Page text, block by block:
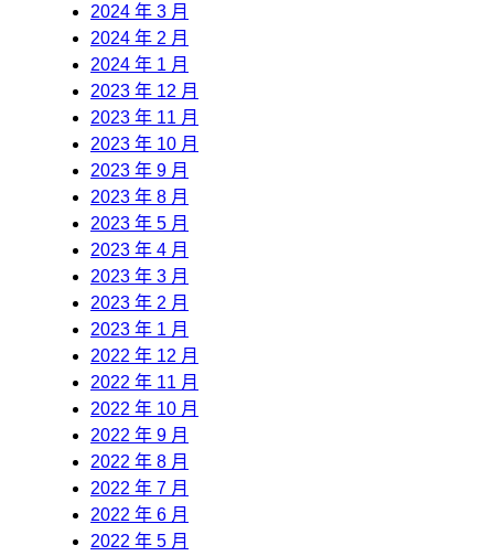
2024 年 3 月
2024 年 2 月
2024 年 1 月
2023 年 12 月
2023 年 11 月
2023 年 10 月
2023 年 9 月
2023 年 8 月
2023 年 5 月
2023 年 4 月
2023 年 3 月
2023 年 2 月
2023 年 1 月
2022 年 12 月
2022 年 11 月
2022 年 10 月
2022 年 9 月
2022 年 8 月
2022 年 7 月
2022 年 6 月
2022 年 5 月